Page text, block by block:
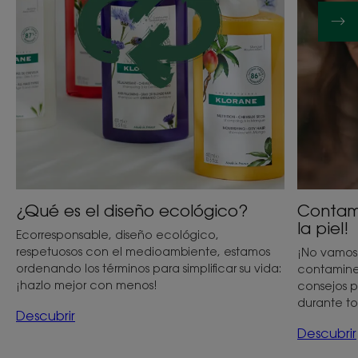
¿Qué es el diseño ecológico?
Ecorresponsable, diseño ecológico,
respetuosos con el medioambiente, estamos
ordenando los términos para simplificar su vida:
¡hazlo mejor con menos!
Descubrir
la piel!
¡No
consejos
durante
Descubrir